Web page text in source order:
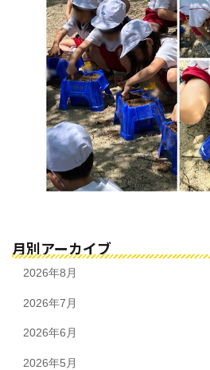
月別アーカイブ
2026年8月
2026年7月
2026年6月
2026年5月